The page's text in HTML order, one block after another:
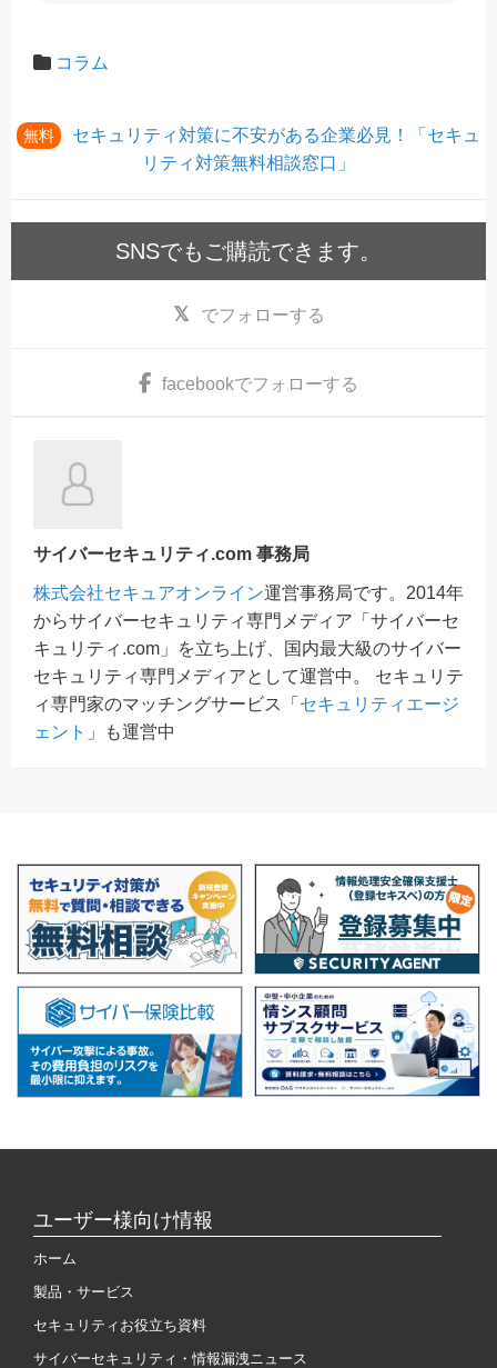
コラム
無料
セキュリティ対策に不安がある企業必見！「セキュ
リティ対策無料相談窓口」
SNSでもご購読できます。
でフォローする
facebookでフォローする
サイバーセキュリティ.com 事務局
株式会社セキュアオンライン運営事務局です。2014年
からサイバーセキュリティ専門メディア「サイバーセ
キュリティ.com」を立ち上げ、国内最大級のサイバー
セキュリティ専門メディアとして運営中。 セキュリテ
ィ専門家のマッチングサービス「 セキュリティエージ
ェント 」も運営中
ユーザー様向け情報
ホーム
製品・サービス
セキュリティお役立ち資料
サイバーセキュリティ・情報漏洩ニュース